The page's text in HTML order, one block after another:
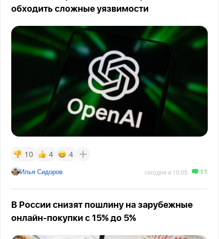
обходить сложные уязвимости
10 4 4
Илья Сидоров сегодня в 10:05 11
В России снизят пошлину на зарубежные
онлайн-покупки с 15% до 5%